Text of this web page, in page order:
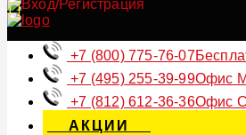
+7 (800) 775-76-07
+7 (495) 255-39-99Офис
+7 (812) 612-36-36Офис
АКЦИИ